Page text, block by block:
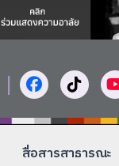
|
สื่อสารสาธารณะ